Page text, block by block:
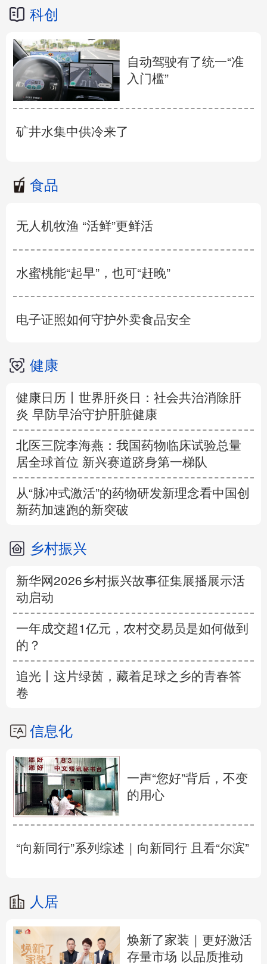
科创
自动驾驶有了统一“准
入门槛”
矿井水集中供冷来了
食品
无人机牧渔 “活鲜”更鲜活
水蜜桃能“起早”，也可“赶晚”
电子证照如何守护外卖食品安全
健康
健康日历丨世界肝炎日：社会共治消除肝
炎 早防早治守护肝脏健康
北医三院李海燕：我国药物临床试验总量
居全球首位 新兴赛道跻身第一梯队
从“脉冲式激活”的药物研发新理念看中国创
新药加速跑的新突破
乡村振兴
新华网2026乡村振兴故事征集展播展示活
动启动
一年成交超1亿元，农村交易员是如何做到
的？
追光丨这片绿茵，藏着足球之乡的青春答
卷
信息化
一声“您好”背后，不变
的用心
“向新同行”系列综述｜向新同行 且看“尔滨”
人居
焕新了家装｜更好激活
存量市场 以品质推动